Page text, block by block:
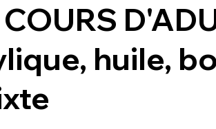
huile,